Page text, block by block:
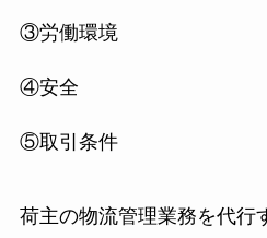
③労働環境
④安全
⑤取引条件
荷主の物流管理業務を代行